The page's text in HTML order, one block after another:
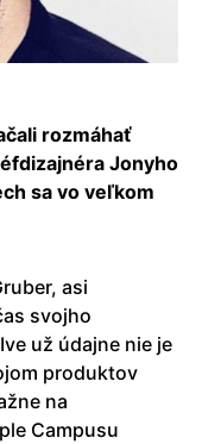
rozmáhať
Jonyho
sa vo veľkom
asi
svojho
už údajne nie je
produktov
na
Campusu